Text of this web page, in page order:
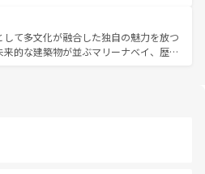
中温暖で、どの季節にも異なる楽しみ
しみやすいタイの人々、仏教を中心とし
様な観光資源が、訪れる旅人を魅了し続
感動するはず。観光スポットが密集し
見どころを回れるのも魅力。息をのむよ
的な体験まで、香港を存分に楽しみ尽く
して多文化が融合した独自の魅力を放つ
来的な建築物が並ぶマリーナベイ、歴史
元の風情を楽しめる外せないスポット